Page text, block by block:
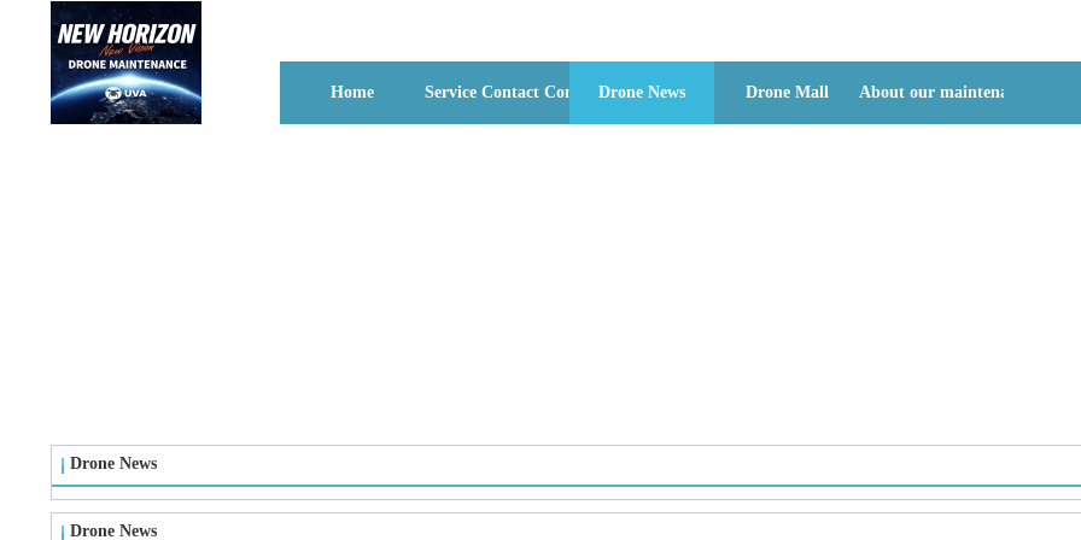
Home Service Contact ConsultationDrone News Drone Mall About our maintenance
Drone News
Drone News